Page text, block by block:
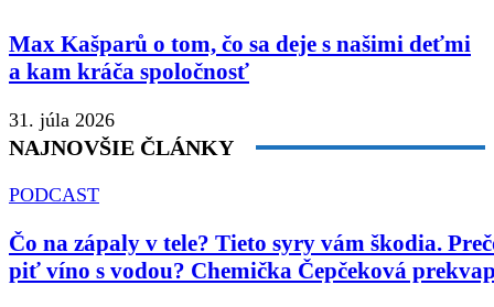
Max Kašparů o tom, čo sa deje s našimi deťmi
a kam kráča spoločnosť
31. júla 2026
NAJNOVŠIE ČLÁNKY
PODCAST
Čo na zápaly v tele? Tieto syry vám škodia.
piť víno s vodou? Chemička Čepčeková